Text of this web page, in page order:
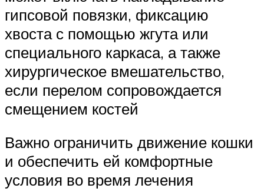
гипсовой повязки, фиксацию
хвоста с помощью жгута или
специального каркаса, а также
хирургическое вмешательство,
если перелом сопровождается
смещением костей
Важно ограничить движение кошки
и обеспечить ей комфортные
условия во время лечения